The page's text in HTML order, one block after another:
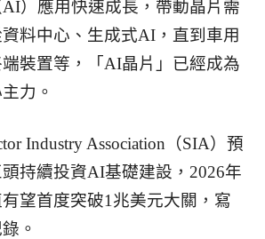
）應用快速成長，帶動晶片需
料中心、生成式AI，直到車用
裝置等，「AI晶片」已經成為
力。
Industry Association（SIA）預
持續投資AI基礎建設，2026年
望首度突破1兆美元大關，寫
。